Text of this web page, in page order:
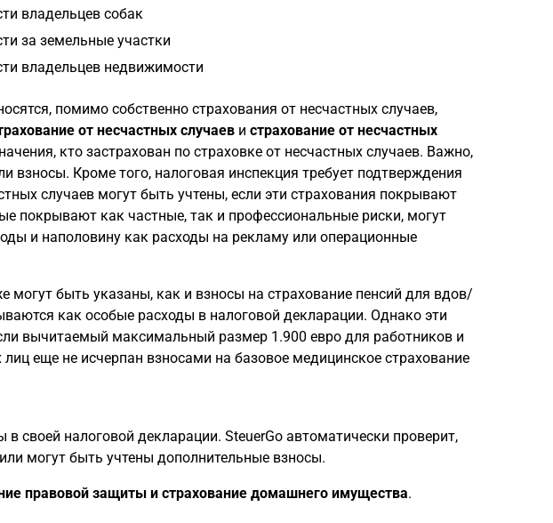
владельцев собак
за земельные участки
владельцев недвижимости
помимо собственно страхования от несчастных случаев,
от несчастных случаеви страхование от несчастных
кто застрахован по страховке от несчастных случаев. Важно,
взносы. Кроме того, налоговая инспекция требует подтверждения
случаев могут быть учтены, если эти страхования покрывают
покрывают как частные, так и профессиональные риски, могут
и наполовину как расходы на рекламу или операционные
могут быть указаны, как и взносы на страхование пенсий для вдов/
как особые расходы в налоговой декларации. Однако эти
вычитаемый максимальный размер 1.900 евро для работников и
еще не исчерпан взносами на базовое медицинское страхование
своей налоговой декларации. SteuerGo автоматически проверит,
могут быть учтены дополнительные взносы.
правовой защиты и страхование домашнего имущества.